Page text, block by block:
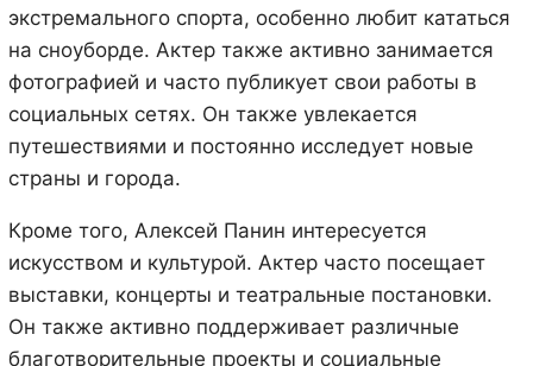
экстремального спорта, особенно любит кататься
на сноуборде. Актер также активно занимается
фотографией и часто публикует свои работы в
социальных сетях. Он также увлекается
путешествиями и постоянно исследует новые
страны и города.
Кроме того, Алексей Панин интересуется
искусством и культурой. Актер часто посещает
выставки, концерты и театральные постановки.
Он также активно поддерживает различные
благотворительные проекты и социальные